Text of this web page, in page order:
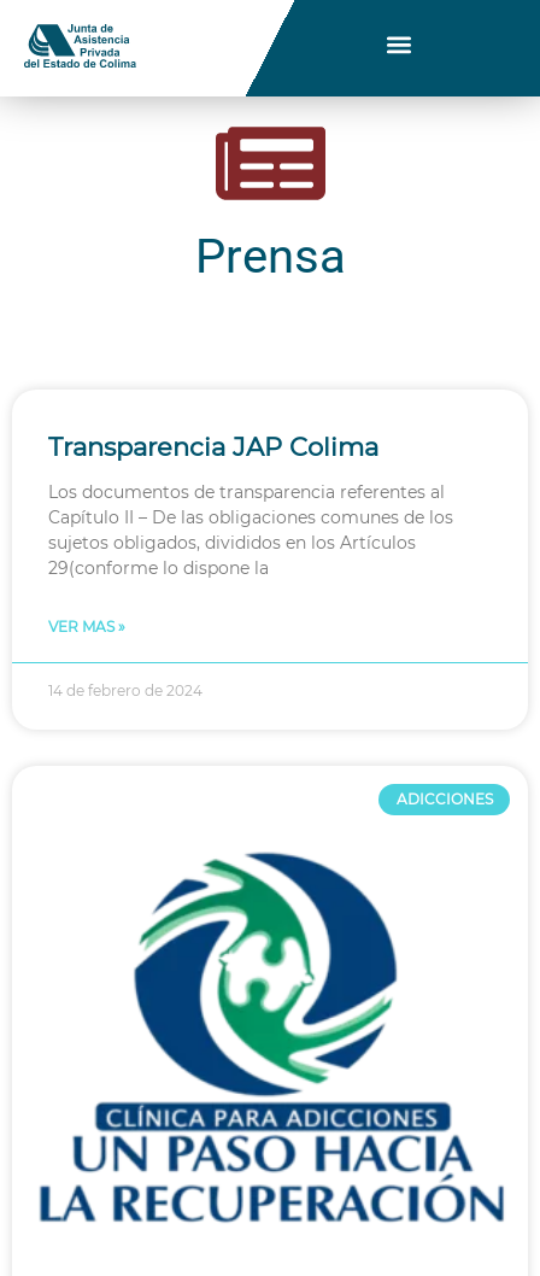
Prensa
Transparencia JAP Colima
Los documentos de transparencia referentes al
Capítulo II – De las obligaciones comunes de los
sujetos obligados, divididos en los Artículos
29(conforme lo dispone la
VER MAS »
14 de febrero de 2024
ADICCIONES